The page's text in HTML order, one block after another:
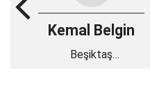
Kemal Belgin
Beşiktaş